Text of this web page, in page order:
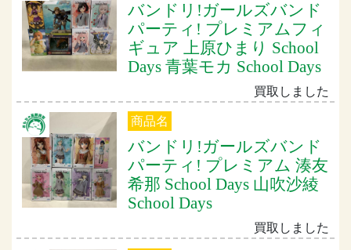
バンドリ!ガールズバンド
パーティ! プレミアムフィ
ギュア 上原ひまり School
Days 青葉モカ School Days
買取しました
商品名
バンドリ!ガールズバンド
パーティ! プレミアム 湊友
希那 School Days 山吹沙綾
School Days
買取しました